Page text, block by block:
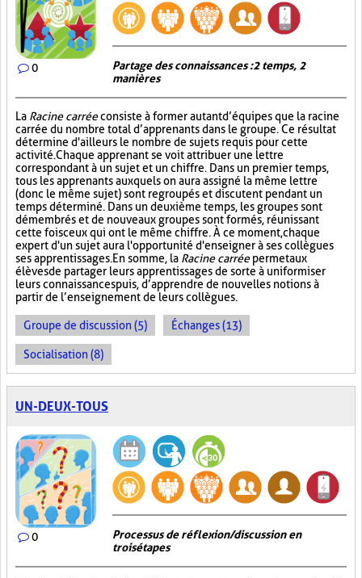
0
Partage des connaissances : 2 temps, 2
manières
La Racine carréeconsiste à former autant d’équipes que la racine
carrée du nombre total d’apprenants dans le groupe. Ce résultat
détermine d'ailleurs le nombre de sujets requis pour cette
activité. Chaque apprenant se voit attribuer une lettre
correspondant à un sujet et un chiffre. Dans un premier temps,
tous les apprenants auxquels on aura assigné la même lettre
(donc le même sujet) sont regroupés et discutent pendant un
temps déterminé. Dans un deuxième temps, les groupes sont
démembrés et de nouveaux groupes sont formés, réunissant
cette fois ceux qui ont le même chiffre. À ce moment, chaque
expert d'un sujet aura l'opportunité d'enseigner à ses collègues
ses apprentissages. En somme, la Racine carréepermet aux
élèves de partager leurs apprentissages de sorte à uniformiser
leurs connaissances puis, d’apprendre de nouvelles notions à
partir de l’enseignement de leurs collègues.
Groupe de discussion (5) Échanges (13)
Socialisation (8)
UN-DEUX-TOUS
0
Processus de réflexion/discussion en
trois étapes